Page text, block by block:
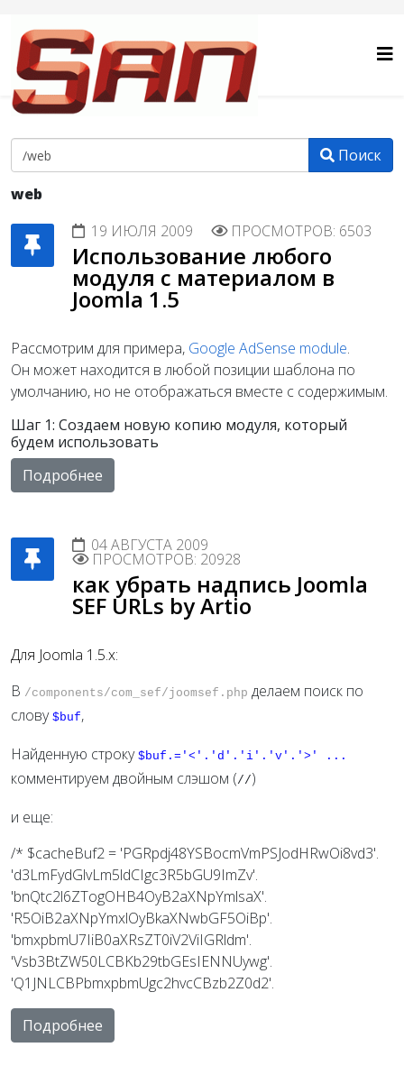
Поиск
web
19 ИЮЛЯ 2009
ПРОСМОТРОВ: 6503
Использование любого
модуля с материалом в
Joomla 1.5
Рассмотрим для примера, Google AdSense module.
Он может находится в любой позиции шаблона по
умолчанию, но не отображаться вместе с содержимым.
Шаг 1: Создаем новую копию модуля, который
будем использовать
Подробнее
04 АВГУСТА 2009
ПРОСМОТРОВ: 20928
как убрать надпись Joomla
SEF URLs by Artio
Для Joomla 1.5.x:
В /components/com_sef/joomsef.php делаем поиск по
слову $buf,
Найденную строку $buf.='<'.'d'.'i'.'v'.'>' ...
комментируем двойным слэшом (//)
и еще:
/* $cacheBuf2 = 'PGRpdj48YSBocmVmPSJodHRwOi8vd3'.
'd3LmFydGlvLm5ldCIgc3R5bGU9ImZv'.
'bnQtc2l6ZTogOHB4OyB2aXNpYmlsaX'.
'R5OiB2aXNpYmxlOyBkaXNwbGF5OiBp'.
'bmxpbmU7IiB0aXRsZT0iV2ViIGRldm'.
'Vsb3BtZW50LCBKb29tbGEsIENNUywg'.
'Q1JNLCBPbmxpbmUgc2hvcCBzb2Z0d2'.
Подробнее